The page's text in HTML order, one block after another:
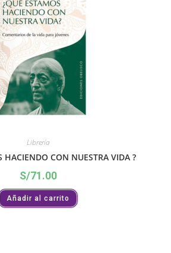
Librería
HACIENDO CON NUESTRA VIDA ?
S/71.00
Añadir al carrito